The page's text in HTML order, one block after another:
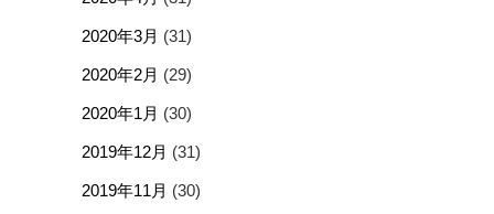
2020年3月 (31)
2020年2月 (29)
2020年1月 (30)
2019年12月 (31)
2019年11月 (30)